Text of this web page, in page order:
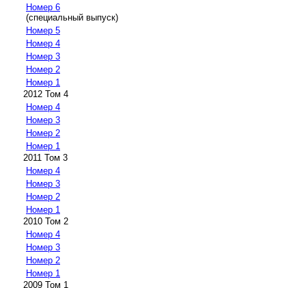
Номер 6
(специальный выпуск)
Номер 5
Номер 4
Номер 3
Номер 2
Номер 1
2012 Том 4
Номер 4
Номер 3
Номер 2
Номер 1
2011 Том 3
Номер 4
Номер 3
Номер 2
Номер 1
2010 Том 2
Номер 4
Номер 3
Номер 2
Номер 1
2009 Том 1